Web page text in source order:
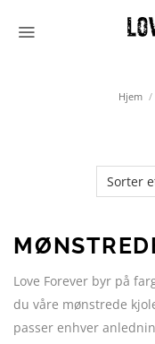
Hjem /
Love Forever byr på
du våre mønstrede
passer enhver